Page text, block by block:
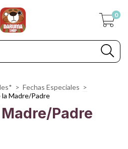
0
> Fechas Especiales >
la Madre/Padre
Padre